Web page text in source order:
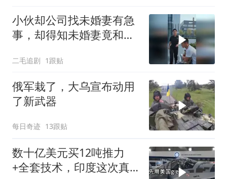
小伙却公司找未婚妻有急
事，却得知未婚妻竟和别
二毛追剧 1跟贴
俄军栽了，大乌宣布动用
了新武器
每日奇迹 13跟贴
数十亿美元买12吨推力
+全套技术，印度这次真